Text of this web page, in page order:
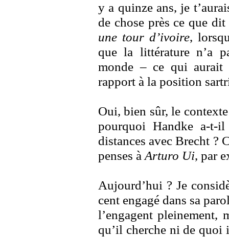
y a quinze ans, je
de chose près ce que
une tour d’ivoire,
que la littérature n’a
monde – ce qui aurait
rapport à la position
Oui, bien sûr, le
pourquoi Handke a-t-
distances avec Brecht ?
penses à Arturo Ui, par
Aujourd’hui ? Je
cent engagé dans sa
l’engagent pleinement,
qu’il cherche ni de quoi